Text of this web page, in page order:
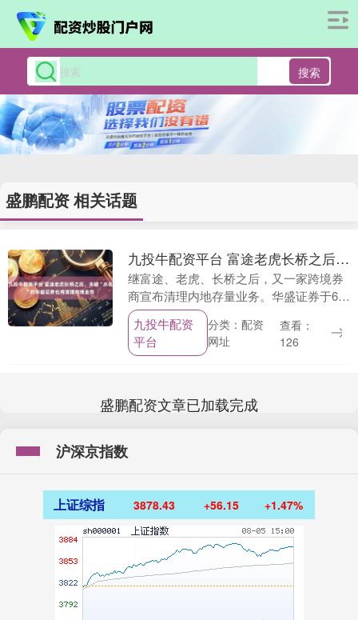
搜索
盛鹏配资 相关话题
九投牛配资平台 富途老虎长桥之后，未被“点名”的华盛证券也将清理内地业务
继富途、老虎、长桥之后，又一家跨境券
商宣布清理内地存量业务。华盛证券于6月
6日上午向客户发布的通知称，自北京时间
6月15日起，华盛证券将对存量投资者账
户在中国内....
九投牛配资
平台
分类：配资
网址
查看：
126
盛鹏配资文章已加载完成
沪深京指数
上证综指 3878.43 +56.15 +1.47%